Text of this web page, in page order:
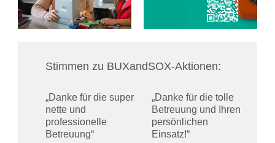
Stimmen zu BUXandSOX-Aktionen:
„Danke für die super
nette und
professionelle
Betreuung“
„Danke für die tolle
Betreuung und Ihren
persönlichen
Einsatz!“